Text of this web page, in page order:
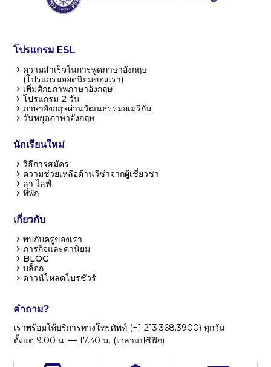
โปรแกรม ESL
ความสำเร็จในการพูดภาษาอังกฤษ
(โปรแกรมยอดนิยมของเรา)
เพิ่มศักยภาพภาษาอังกฤษ
โปรแกรม 2 วัน
ภาษาอังกฤษผ่านวัฒนธรรมอเมริกัน
วันหยุดภาษาอังกฤษ
นักเรียนใหม่
วิธีการสมัคร
ความช่วยเหลือด้านวีซ่าจากผู้เชี่ยวชา
ลา ไลฟ์
ที่พัก
เกี่ยวกับ
พบกับครูของเรา
ภารกิจและค่านิยม
BLOG
บล็อก
ดาวน์โหลดโบรชัวร์
คำถาม?
เราพร้อมให้บริการทางโทรศัพท์ (+1 213.368.3900) ทุกวัน
ตั้งแต่ 9.00 น. — 17.30 น. (เวลาแปซิฟิก)